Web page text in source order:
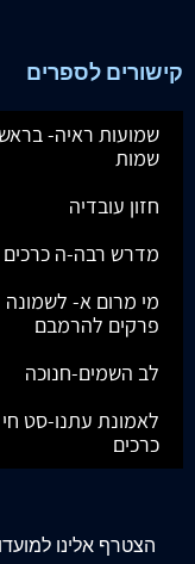
קישורים לספרים
שמועות ראיה-
שמות
חזון עובדיה
מדרש רבה-ה כרכים
מי מרום א- לשמונה
פרקים להרמבם
לב השמים-חנוכה
לאמונת עתנו-סט חי
כרכים
הצטרף אלינו